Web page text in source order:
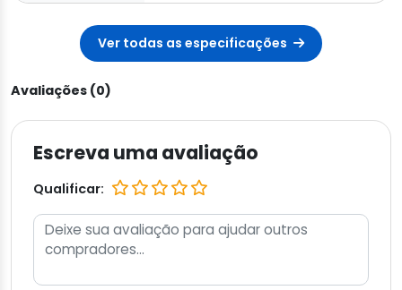
Ver todas as especificações
Avaliações (0)
Escreva uma avaliação
Qualificar: